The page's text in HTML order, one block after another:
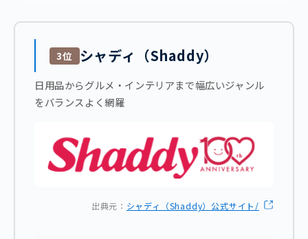
3位 シャディ（Shaddy）
日用品からグルメ・インテリアまで幅広いジャンル
をバランスよく網羅
出典元： シャディ（Shaddy）公式サイト/